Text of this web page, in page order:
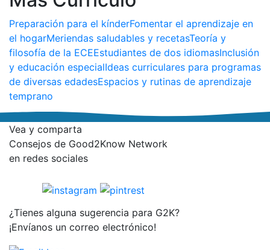
Preparación para el kínderFomentar el aprendizaje en
el hogarMeriendas saludables y recetasTeoría y
filosofía de la ECEEstudiantes de dos idiomasInclusión
y educación especialIdeas curriculares para programas
de diversas edadesEspacios y rutinas de aprendizaje
temprano
Vea y comparta
Consejos de Good2Know Network
en redes sociales
¿Tienes alguna sugerencia para G2K?
¡Envíanos un correo electrónico!